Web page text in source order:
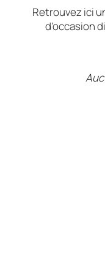
Retrouvez ici
d'occasion